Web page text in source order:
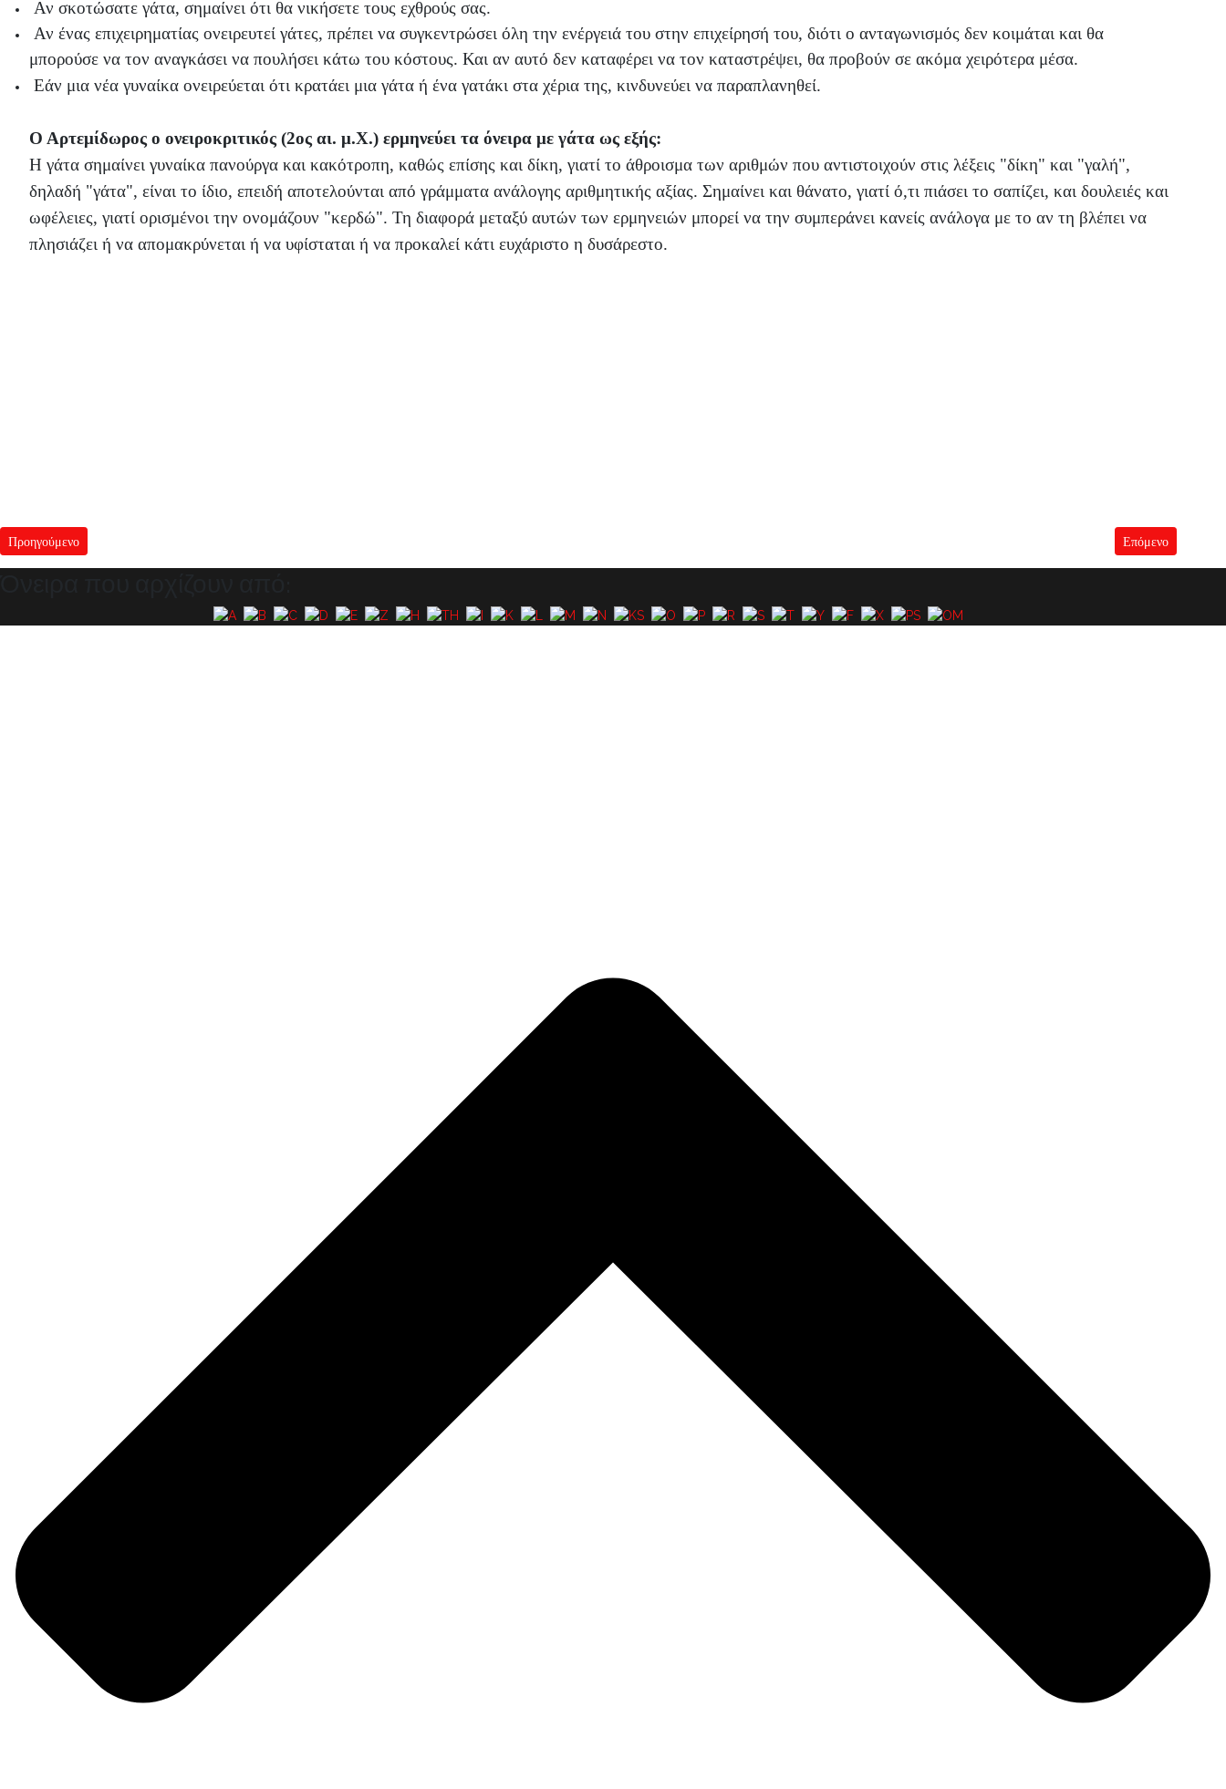
Αν σκοτώσατε γάτα, σημαίνει ότι θα νικήσετε τους εχθρούς σας.
Αν ένας επιχειρηματίας ονειρευτεί γάτες, πρέπει να συγκεντρώσει όλη την ενέργειά του στην επιχείρησή του, διότι ο ανταγωνισμός δεν κοιμάται και θα
μπορούσε να τον αναγκάσει να πουλήσει κάτω του κόστους. Και αν αυτό δεν καταφέρει να τον καταστρέψει, θα προβούν σε ακόμα χειρότερα μέσα.
Εάν μια νέα γυναίκα ονειρεύεται ότι κρατάει μια γάτα ή ένα γατάκι στα χέρια της, κινδυνεύει να παραπλανηθεί.
Ο Αρτεμίδωρος ο ονειροκριτικός (2ος αι. μ.Χ.) ερμηνεύει τα όνειρα με γάτα ως εξής:
Η γάτα σημαίνει γυναίκα πανούργα και κακότροπη, καθώς επίσης και δίκη, γιατί το άθροισμα των αριθμών που αντιστοιχούν στις λέξεις "δίκη" και "γαλή",
δηλαδή "γάτα", είναι το ίδιο, επειδή αποτελούνται από γράμματα ανάλογης αριθμητικής αξίας. Σημαίνει και θάνατο, γιατί ό,τι πιάσει το σαπίζει, και δουλειές και
ωφέλειες, γιατί ορισμένοι την ονομάζουν "κερδώ". Τη διαφορά μεταξύ αυτών των ερμηνειών μπορεί να την συμπεράνει κανείς ανάλογα με το αν τη βλέπει να
πλησιάζει ή να απομακρύνεται ή να υφίσταται ή να προκαλεί κάτι ευχάριστο η δυσάρεστο.
Προηγούμενο άρθρο: Γάντια
Προηγούμενο Επόμενο άρθρο:
Επόμενο